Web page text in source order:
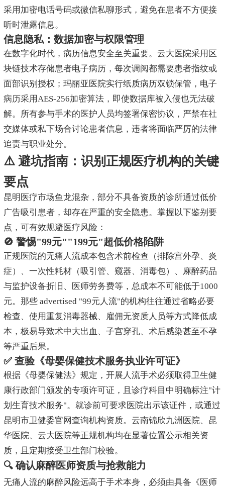
采用加密电话号码或微信私聊形式，避免在患者不方便接
听时泄露信息。
信息隐私：数据加密与权限管理
在数字化时代，病历信息安全至关重要。云大医院采用区
块链技术存储患者电子病历，每次调阅都需要患者指纹或
面部识别授权；玛丽亚医院实行纸质病历双锁保管，电子
病历采用AES-256加密算法，即使数据库被入侵也无法破
解。所有参与手术的医护人员均签署保密协议，严禁在社
交媒体或私下场合讨论患者信息，违者将面临严厉的法律
追责与职业处分。
⚠️ 避坑指南：识别正规医疗机构的关键
要点
昆明医疗市场鱼龙混杂，部分不具备资质的诊所通过低价
广告吸引患者，却存在严重的安全隐患。掌握以下鉴别要
点，可有效规避医疗风险：
🚫 警惕"99元""199元"超低价格陷阱
正规医院的无痛人流成本包含术前检查（排除宫外孕、炎
症）、一次性耗材（吸引管、窥器、消毒包）、麻醉药品
与监护设备折旧、医师劳务费等，总成本不可能低于1000
元。那些 advertised "99元人流"的机构往往通过省略必要
检查、使用重复消毒器械、雇佣无资质人员等方式降低成
本，极易导致术中大出血、子宫穿孔、术后感染甚至不孕
等严重后果。
✅ 查验《母婴保健技术服务执业许可证》
根据《母婴保健法》规定，开展人流手术必须取得卫生健
康行政部门颁发的专项许可证，且诊疗科目中明确标注"计
划生育技术服务"。就诊前可要求医院出示该证件，或通过
昆明市卫健委官网查询机构资质。云南锦欣九洲医院、昆
华医院、云大医院等正规机构均在显著位置公示相关资
质，且定期接受卫生部门校验。
🔍 确认麻醉医师资质与抢救能力
无痛人流的麻醉风险远高于手术本身，必须由具备《医师